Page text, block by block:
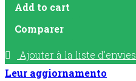
Add to cart
Comparer
Ajouter à la liste d’envies
Leur aggiornamento